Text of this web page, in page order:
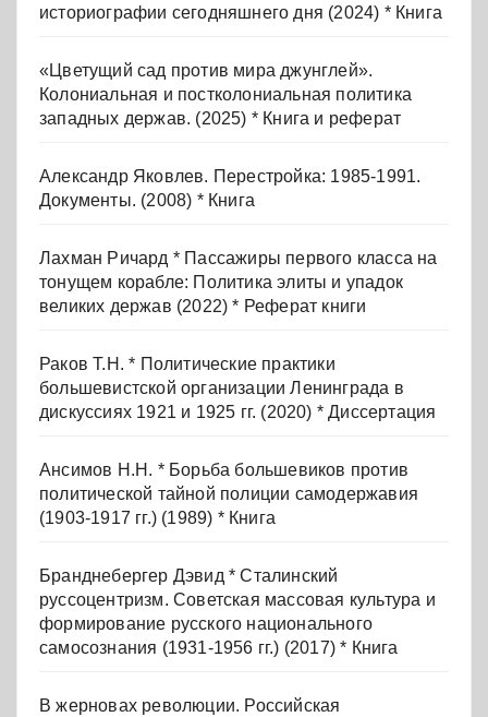
историографии сегодняшнего дня (2024) * Книга
«Цветущий сад против мира джунглей».
Колониальная и постколониальная политика
западных держав. (2025) * Книга и реферат
Александр Яковлев. Перестройка: 1985-1991.
Документы. (2008) * Книга
Лахман Ричард * Пассажиры первого класса на
тонущем корабле: Политика элиты и упадок
великих держав (2022) * Реферат книги
Раков Т.Н. * Политические практики
большевистской организации Ленинграда в
дискуссиях 1921 и 1925 гг. (2020) * Диссертация
Ансимов Н.Н. * Борьба большевиков против
политической тайной полиции самодержавия
(1903-1917 гг.) (1989) * Книга
Бранднебергер Дэвид * Сталинский
руссоцентризм. Советская массовая культура и
формирование русского национального
самосознания (1931-1956 гг.) (2017) * Книга
В жерновах революции. Российская